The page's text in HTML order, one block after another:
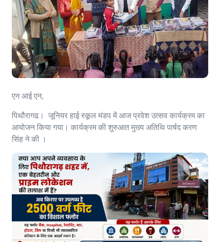
एन आई एन,
पिथौरागढ। जूनियर हाई स्कूल मंडप में आज प्रवेश उत्सव कार्यक्रम का
आयोजन किया गया। कार्यक्रम की शुरुआत मुख्य अतिथि पार्षद करण
सिंह ने की ।